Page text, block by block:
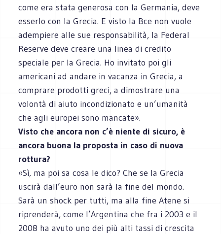
come era stata generosa con la Germania, deve
esserlo con la Grecia. E visto la Bce non vuole
adempiere alle sue responsabilità, la Federal
Reserve deve creare una linea di credito
speciale per la Grecia. Ho invitato poi gli
americani ad andare in vacanza in Grecia, a
comprare prodotti greci, a dimostrare una
volontà di aiuto incondizionato e un’umanità
che agli europei sono mancate».
Visto che ancora non c’è niente di sicuro, è
ancora buona la proposta in caso di nuova
rottura?
«Sì, ma poi sa cosa le dico? Che se la Grecia
uscirà dall’euro non sarà la fine del mondo.
Sarà un shock per tutti, ma alla fine Atene si
riprenderà, come l’Argentina che fra i 2003 e il
2008 ha avuto uno dei più alti tassi di crescita